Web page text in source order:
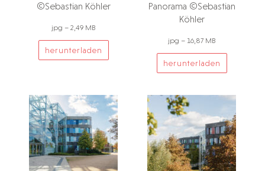
©Sebastian Köhler
jpg – 2,49 MB
herunterladen
Panorama ©Sebastian
Köhler
jpg – 16,87 MB
herunterladen